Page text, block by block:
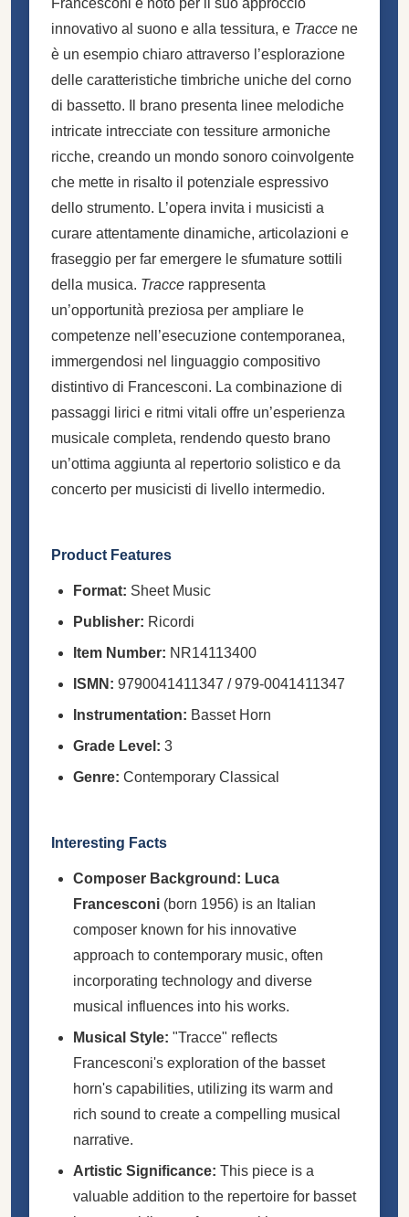
Francesconi è noto per il suo approccio
innovativo al suono e alla tessitura, e Tracce ne
è un esempio chiaro attraverso l’esplorazione
delle caratteristiche timbriche uniche del corno
di bassetto. Il brano presenta linee melodiche
intricate intrecciate con tessiture armoniche
ricche, creando un mondo sonoro coinvolgente
che mette in risalto il potenziale espressivo
dello strumento. L’opera invita i musicisti a
curare attentamente dinamiche, articolazioni e
fraseggio per far emergere le sfumature sottili
della musica. Tracce rappresenta
un’opportunità preziosa per ampliare le
competenze nell’esecuzione contemporanea,
immergendosi nel linguaggio compositivo
distintivo di Francesconi. La combinazione di
passaggi lirici e ritmi vitali offre un’esperienza
musicale completa, rendendo questo brano
un’ottima aggiunta al repertorio solistico e da
concerto per musicisti di livello intermedio.
Product Features
Format: Sheet Music
Publisher: Ricordi
Item Number: NR14113400
ISMN: 9790041411347 / 979-0041411347
Instrumentation: Basset Horn
Grade Level: 3
Genre: Contemporary Classical
Interesting Facts
Composer Background: Luca
Francesconi (born 1956) is an Italian
composer known for his innovative
approach to contemporary music, often
incorporating technology and diverse
musical influences into his works.
Musical Style: "Tracce" reflects
Francesconi's exploration of the basset
horn's capabilities, utilizing its warm and
rich sound to create a compelling musical
narrative.
Artistic Significance: This piece is a
valuable addition to the repertoire for basset